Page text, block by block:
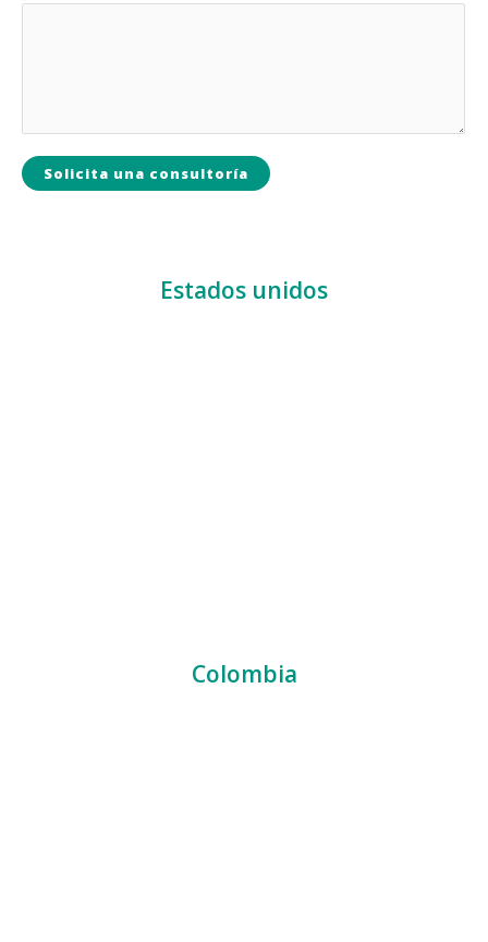
Solicita una consultoría
Estados unidos
Colombia